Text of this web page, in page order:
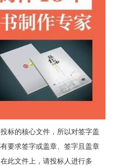
标的核心文件，所以对签字盖
要求签字或盖章、签字且盖章
此文件上，请投标人进行多